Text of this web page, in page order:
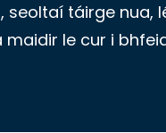
táirge nua,
le cur i